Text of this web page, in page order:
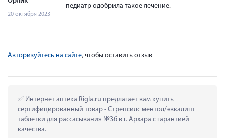
20 октября 2023
педиатр одобрила такое лечение.
Авторизуйтесь на сайте, чтобы оставить отзыв
Интернет аптека Rigla.ru предлагает вам купить
сертифицированный товар - Стрепсилс ментол/эвкалипт
таблетки для рассасывания №36 в г. Архара с гарантией
качества.